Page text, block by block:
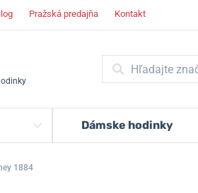
Pražská predajňa Kontakt
Dámske hodinky
1884